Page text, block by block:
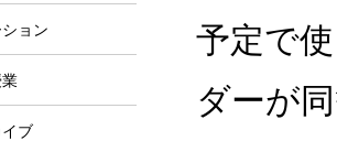
ョン
イブ
予定で
ダーが